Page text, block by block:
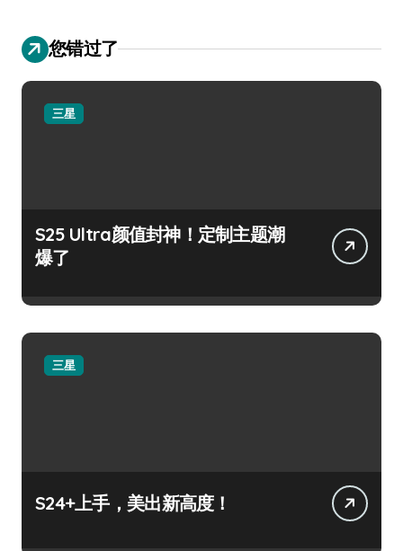
您错过了
三星
S25 Ultra颜值封神！定制主题潮
爆了
三星
S24+上手，美出新高度！